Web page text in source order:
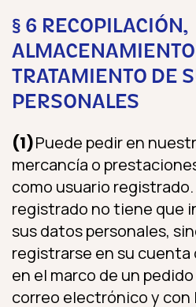
§ 6 RECOPILACIÓN,
TRATAMIENTO DE
PERSONALES
(1)Puede pedir en
mercancía o
como usuario
registrado no tiene que
sus datos personales,
registrarse en su
en el marco de un
correo electrónico y con